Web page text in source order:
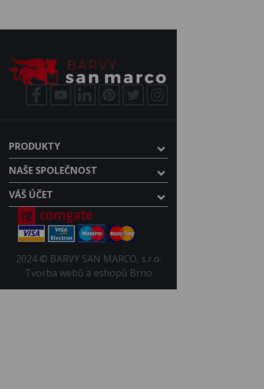
PRODUKTY
NAŠE SPOLEČNOST
VÁŠ ÚČET
2024 © BARVY SAN MARCO, s.r.o.
Tvorba webů a eshopů Brno